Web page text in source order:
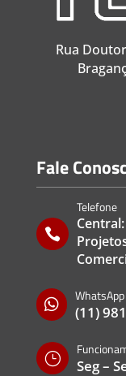
Rua
Fale

Telefone
Central:

WhatsApp
(11)
} Seg –